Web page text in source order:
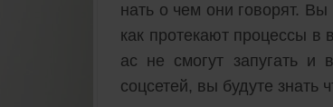
нать о чем они говорят.
как протекают процессы в
ас не смогут запугать и
соцсетей, вы будуте